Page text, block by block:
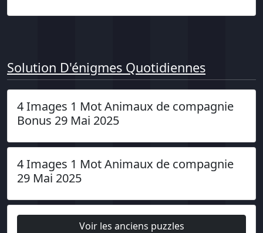
Solution D'énigmes Quotidiennes
4 Images 1 Mot Animaux de compagnie
Bonus 29 Mai 2025
4 Images 1 Mot Animaux de compagnie
29 Mai 2025
Voir les anciens puzzles